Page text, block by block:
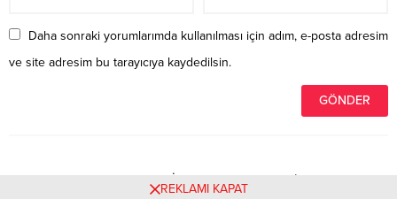
Daha sonraki yorumlarımda kullanılması için adım, e-posta adresim
ve site adresim bu tarayıcıya kaydedilsin.
Henüz yorum yapılmamış. İlk yorumu yukarıdaki form
aracılığıyla siz yapabilirsiniz.REKLAMI KAPAT